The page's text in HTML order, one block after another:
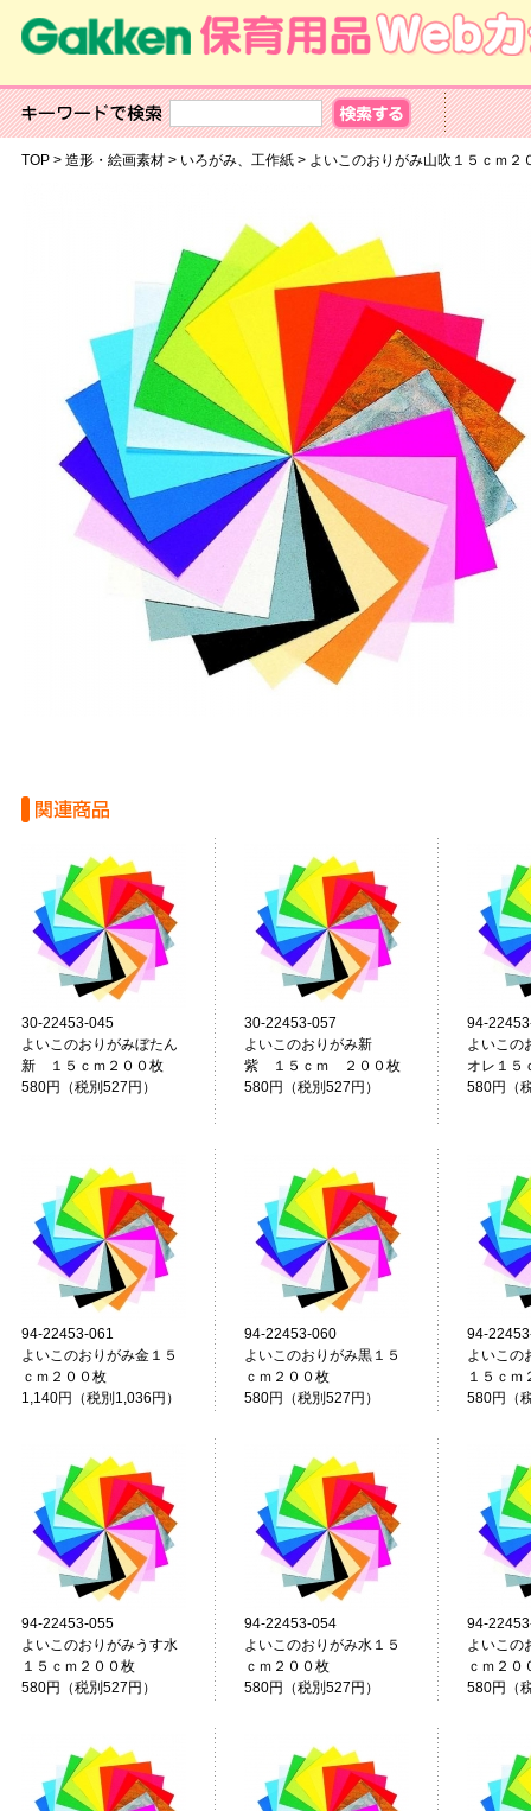
TOP> 造形・絵画素材> いろがみ、工作紙> よいこのおりがみ山吹１５ｃｍ２
30-22453-045
よいこのおりがみぼたん
新 １５ｃｍ２００枚
580円（税別527円）
30-22453-057
よいこのおりがみ新
紫 １５ｃｍ ２００枚
580円（税別527円）
94-
よいこの
オレ１５
580円（
94-22453-061
よいこのおりがみ金１５
ｃｍ２００枚
1,140円（税別1,036円）
94-22453-060
よいこのおりがみ黒１５
ｃｍ２００枚
580円（税別527円）
94-
よいこの
１５ｃｍ
580円（
94-22453-055
よいこのおりがみうす水
１５ｃｍ２００枚
580円（税別527円）
94-22453-054
よいこのおりがみ水１５
ｃｍ２００枚
580円（税別527円）
94-
よいこの
ｃｍ２０
580円（